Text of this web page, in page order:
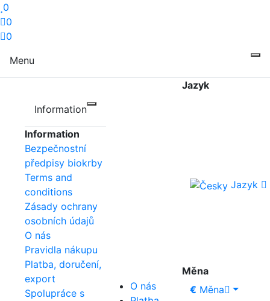
0
0
0
Menu
Information
Information
Bezpečnostní
předpisy biokrby
Terms and
conditions
Zásady ochrany
osobních údajů
O nás
Pravidla nákupu
Platba, doručení,
export
Spolupráce s
O nás
Jazyk
Jazyk
Měna
€ Měna